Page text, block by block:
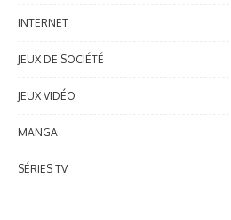
INTERNET
JEUX DE SOCIÉTÉ
JEUX VIDÉO
MANGA
SÉRIES TV